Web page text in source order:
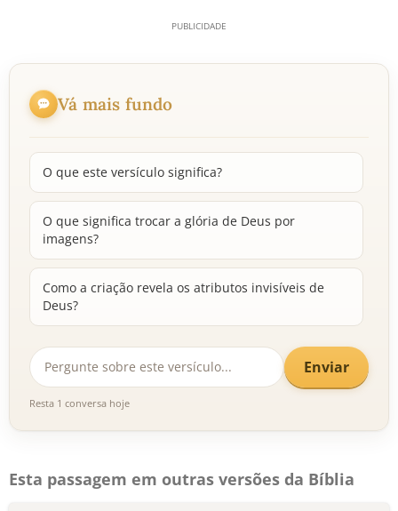
Vá mais fundo
O que este versículo significa?
O que significa trocar a glória de Deus por
imagens?
Como a criação revela os atributos invisíveis de
Deus?
Enviar
Resta 1 conversa hoje
Esta passagem em outras versões da Bíblia